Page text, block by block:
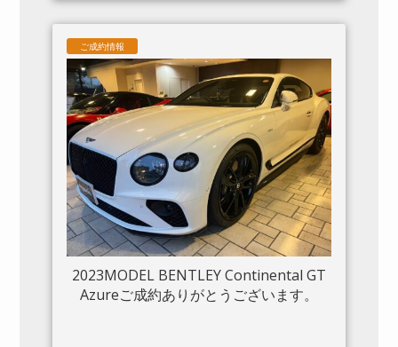
ご成約情報
2023MODEL BENTLEY Continental GT
Azureご成約ありがとうございます。